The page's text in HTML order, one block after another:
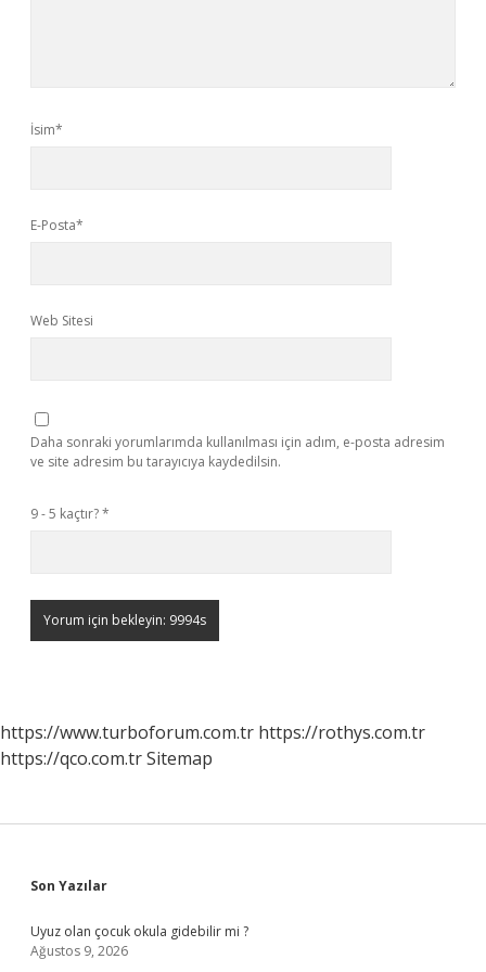
İsim*
E-Posta*
Web Sitesi
Daha sonraki yorumlarımda kullanılması için adım, e-posta adresim
ve site adresim bu tarayıcıya kaydedilsin.
9 - 5 kaçtır?*
https://www.turboforum.com.tr https://rothys.com.tr
https://qco.com.trSitemap
Sidebar
Son Yazılar
Uyuz olan çocuk okula gidebilir mi ?
Ağustos 9, 2026